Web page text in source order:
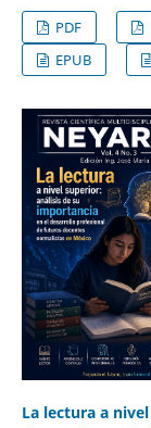
PDF
EPUB
La lectura a